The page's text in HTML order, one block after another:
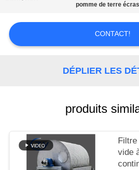
NOUVELLES
DEMANDEZ
PLAN
DU
pomme de terre
CONTACT!
DÉPLIER LES
produits
vide